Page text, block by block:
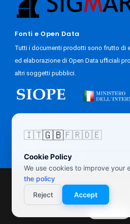
Fonti e Open Data
Tutti i documenti prodotti sono frutto di
ed elaborazione di Open Data ufficiali
altri soggetti pubblici.
Progetto
Accesso Giornalisti
© 2026 BilanciComunali.it | P.IVA
Policy|Credits
Questo sito web utilizza
informazioni consulta la
🇮🇹🇬🇧🇫🇷🇩🇪
Cookie Policy
We use cookies to improve your
the policy
Reject
Accept